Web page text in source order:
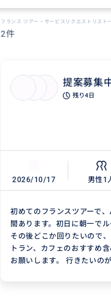
フランス ツアー・サービスリクエストリスト
2件
提案募集
残り4日
2026/10/17 男性1
初めてのフランスツアーで
間あります。初日に朝一でル
その後どこか回りたいので
トラン、カフェのおすすめ
お願いします。 行きたいの